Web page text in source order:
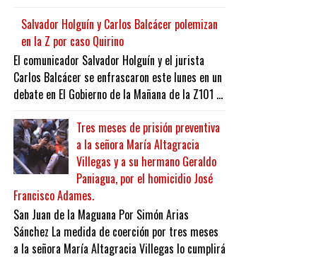
Salvador Holguín y Carlos Balcácer polemizan
en la Z por caso Quirino
El comunicador Salvador Holguín y el jurista
Carlos Balcácer se enfrascaron este lunes en un
debate en El Gobierno de la Mañana de la Z101 ...
Tres meses de prisión preventiva
a la señora María Altagracia
Villegas y a su hermano Geraldo
Paniagua, por el homicidio José
Francisco Adames.
San Juan de la Maguana Por Simón Arias
Sánchez La medida de coerción por tres meses
a la señora María Altagracia Villegas lo cumplirá